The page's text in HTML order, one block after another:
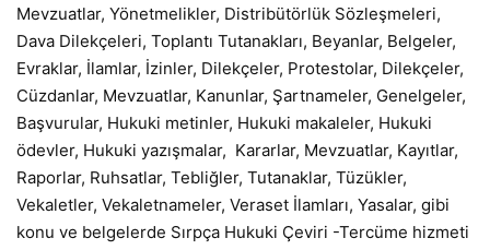
Mevzuatlar, Yönetmelikler, Distribütörlük Sözleşmeleri,
Dava Dilekçeleri, Toplantı Tutanakları, Beyanlar, Belgeler,
Evraklar, İlamlar, İzinler, Dilekçeler, Protestolar, Dilekçeler,
Cüzdanlar, Mevzuatlar, Kanunlar, Şartnameler, Genelgeler,
Başvurular, Hukuki metinler, Hukuki makaleler, Hukuki
ödevler, Hukuki yazışmalar, Kararlar, Mevzuatlar, Kayıtlar,
Raporlar, Ruhsatlar, Tebliğler, Tutanaklar, Tüzükler,
Vekaletler, Vekaletnameler, Veraset İlamları, Yasalar, gibi
konu ve belgelerde Sırpça Hukuki Çeviri -Tercüme hizmeti